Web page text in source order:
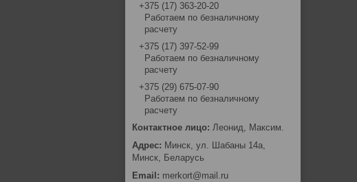
+375 (17) 363-20-20
Работаем по безналичному
расчету
+375 (17) 397-52-99
Работаем по безналичному
расчету
+375 (29) 675-07-90
Работаем по безналичному
расчету
Леонид, Максим.
Минск, ул. Шабаны 14а,
Минск, Беларусь
merkort@mail.ru